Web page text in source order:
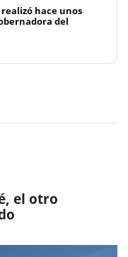
hace unos
del
el otro